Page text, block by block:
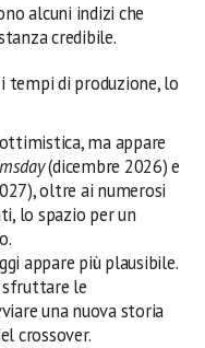
alcuni indizi che
credibile.
tempi di produzione, lo
ma appare
(dicembre 2026) e
oltre ai numerosi
lo spazio per un
appare più plausibile.
sfruttare le
una nuova storia
crossover.